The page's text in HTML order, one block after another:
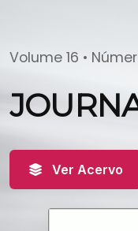
Volume 16 •
Ver Acervo